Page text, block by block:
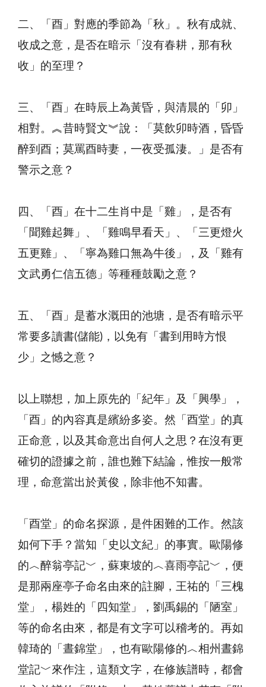
二、「酉」對應的季節為「秋」。秋有成就、
收成之意，是否在暗示「沒有春耕，那有秋
收」的至理？
三、「酉」在時辰上為黃昏，與清晨的「卯」
相對。︽昔時賢文︾說：「莫飲卯時酒，昏昏
醉到酉；莫罵酉時妻，一夜受孤淒。」是否有
警示之意？
四、「酉」在十二生肖中是「雞」，是否有
「聞雞起舞」、「雞鳴早看天」、「三更燈火
五更雞」、「寧為雞口無為牛後」，及「雞有
文武勇仁信五德」等種種鼓勵之意？
五、「酉」是蓄水溉田的池塘，是否有暗示平
常要多讀書(儲能)，以免有「書到用時方恨
少」之憾之意？
以上聯想，加上原先的「紀年」及「興學」，
「酉」的內容真是繽紛多姿。然「酉堂」的真
正命意，以及其命意出自何人之思？在沒有更
確切的證據之前，誰也難下結論，惟按一般常
理，命意當出於黃俊，除非他不知書。
「酉堂」的命名探源，是件困難的工作。然該
如何下手？當知「史以文紀」的事實。歐陽修
的︿醉翁亭記﹀，蘇東坡的︿喜雨亭記﹀，便
是那兩座亭子命名由來的註腳，王祐的「三槐
堂」，楊姓的「四知堂」，劉禹錫的「陋室」
等的命名由來，都是有文字可以稽考的。再如
韓琦的「晝錦堂」，也有歐陽修的︿相州晝錦
堂記﹀來作注，這類文字，在修族譜時，都會